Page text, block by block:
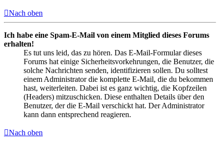
Nach oben
Ich habe eine Spam-E-Mail von einem Mitglied dieses Forums
erhalten!
Es tut uns leid, das zu hören. Das E-Mail-Formular dieses
Forums hat einige Sicherheitsvorkehrungen, die Benutzer, die
solche Nachrichten senden, identifizieren sollen. Du solltest
einem Administrator die komplette E-Mail, die du bekommen
hast, weiterleiten. Dabei ist es ganz wichtig, die Kopfzeilen
(Headers) mitzuschicken. Diese enthalten Details über den
Benutzer, der die E-Mail verschickt hat. Der Administrator
kann dann entsprechend reagieren.
Nach oben